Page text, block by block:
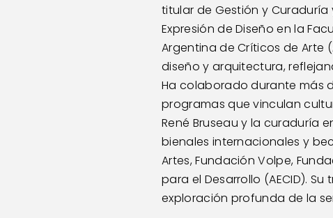
titular de Gestión y Curaduría
Expresión de Diseño en la
Argentina de Críticos de Arte
diseño y arquitectura,
Ha colaborado durante más
programas que vinculan
René Bruseau y la curaduría
bienales internacionales y
Artes, Fundación Volpe,
para el Desarrollo (AECID).
exploración profunda de la